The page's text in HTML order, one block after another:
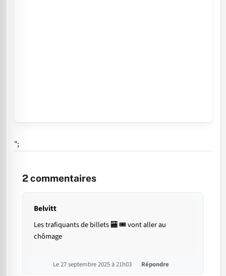
";
2commentaires
Belvitt
Les trafiquants de billets 🏧 🎟 vont aller au
chômage
Le 27 septembre 2025 à 21h03 Répondre